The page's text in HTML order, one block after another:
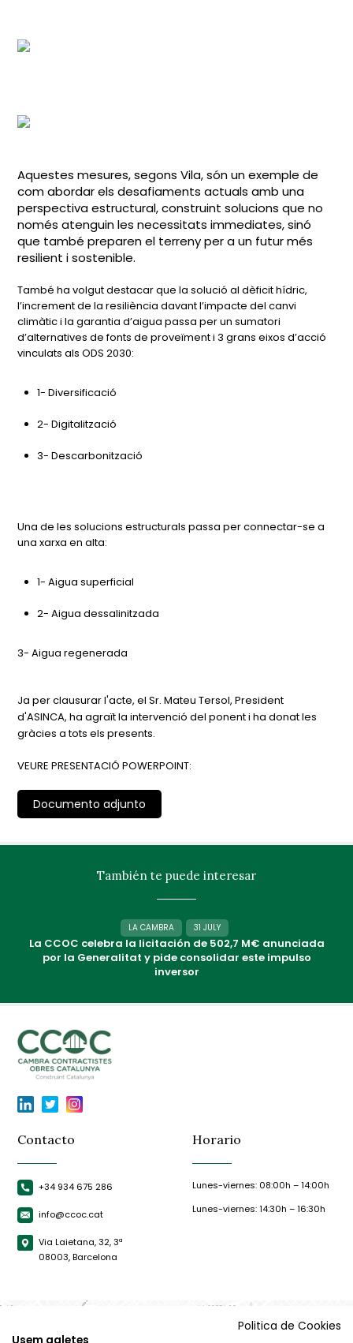
Aquestes mesures, segons Vila, són un exemple de
com abordar els desafiaments actuals amb una
perspectiva estructural, construint solucions que no
només atenguin les necessitats immediates, sinó
que també preparen el terreny per a un futur més
resilient i sostenible.
També ha volgut destacar que la solució al dèficit hídric,
l’increment de la resiliència davant l’impacte del canvi
climàtic i la garantia d’aigua passa per un sumatori
d’alternatives de fonts de proveïment i 3 grans eixos d’acció
vinculats als ODS 2030:
1- Diversificació
2- Digitalització
3- Descarbonització
Una de les solucions estructurals passa per connectar-se a
una xarxa en alta:
1- Aigua superficial
2- Aigua dessalinitzada
3- Aigua regenerada
Ja per clausurar l'acte, el Sr. Mateu Tersol, President
d'ASINCA, ha agraït la intervenció del ponent i ha donat les
gràcies a tots els presents.
VEURE PRESENTACIÓ POWERPOINT:
Documento adjunto
También te puede interesar
LA CAMBRA 31 JULY
La CCOC celebra la licitación de 502,7 M€ anunciada
por la Generalitat y pide consolidar este impulso
inversor
Contacto
+34 934 675 286
info@ccoc.cat
Via Laietana, 32, 3ª
08003, Barcelona
Horario
Lunes-viernes: 08:00h – 14:00h
Lunes-viernes: 14:30h – 16:30h
Politica de Cookies